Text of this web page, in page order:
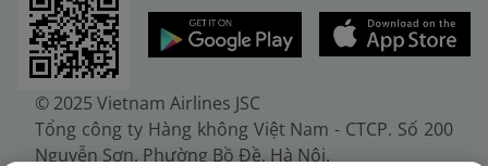
© 2025 Vietnam Airlines JSC
Tổng công ty Hàng không Việt Nam - CTCP. Số 200
Nguyễn Sơn, Phường Bồ Đề, Hà Nội.